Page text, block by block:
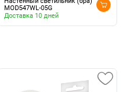
MOD547WL-05G
Доставка 10 дней